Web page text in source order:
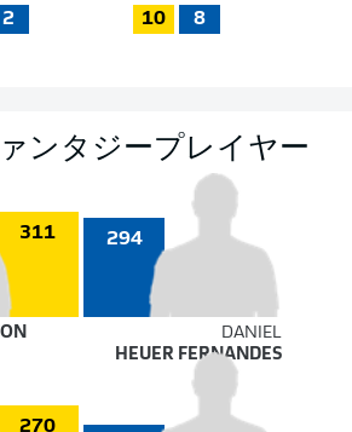
2 10 8
ンタジープレイヤー
311 294
DANIEL
HEUER FERNANDES
270